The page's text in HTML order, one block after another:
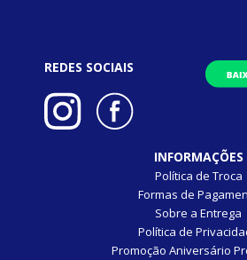
REDES SOCIAIS
INFORMAÇÕES
Política de Troca
Formas de
Sobre a Entrega
Política de
Promoção Aniversário